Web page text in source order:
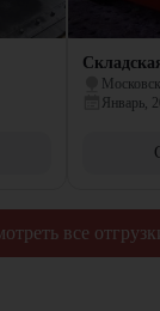
все
Январь,